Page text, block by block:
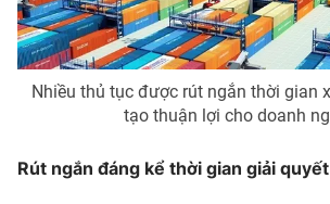
Giấy phép hoạt động báo in và báo điện tử
cấp ngày 29/12/2023
Tổng Biên tập:Vũ Thanh Thủy
Phó Tổng Biên tập:Nguyễn Thị Mỹ Hạnh,
Tổng đài VTV:024.38 355 931 - 024.38
Nhiều thủ tục được rút ngắn thời gian
tạo thuận lợi cho doanh
Rút ngắn đáng kể thời gian giải